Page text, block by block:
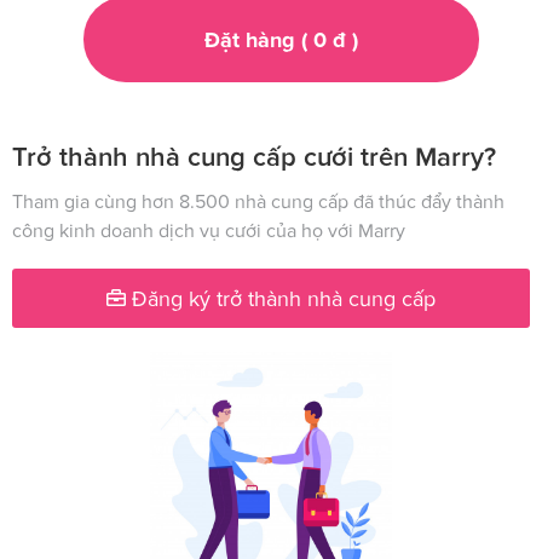
Đặt hàng ( 0đ )
Trở thành nhà cung cấp cưới trên Marry?
Tham gia cùng hơn 8.500 nhà cung cấp đã thúc đẩy thành
công kinh doanh dịch vụ cưới của họ với Marry
Đăng ký trở thành nhà cung cấp